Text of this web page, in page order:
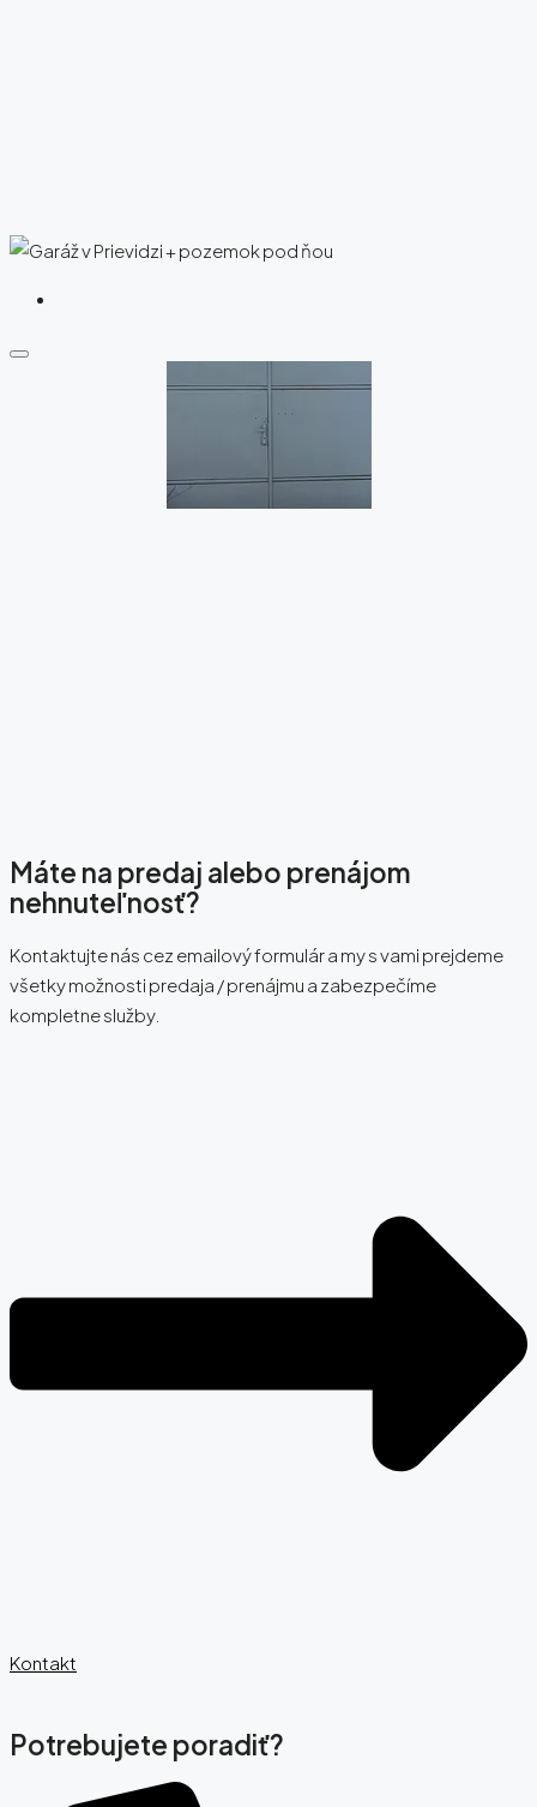
Máte na predaj alebo prenájom
nehnuteľnosť?
Kontaktujte nás cez emailový formulár a my s vami prejdeme
všetky možnosti predaja / prenájmu a zabezpečíme
kompletne služby.
Kontakt
Potrebujete poradiť?